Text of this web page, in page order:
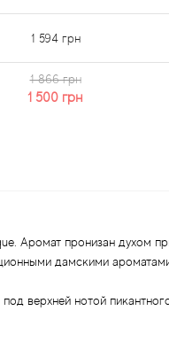
1 594 грн
1 866 грн
1 500 грн
Аромат пронизан духом
дамскими
верхней нотой